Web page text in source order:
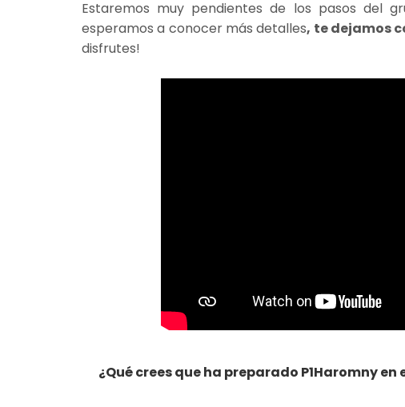
Estaremos muy pendientes de los pasos del
esperamos a conocer más detalles, te dejamos
disfrutes!
¿Qué crees que ha preparado P1Haromny en